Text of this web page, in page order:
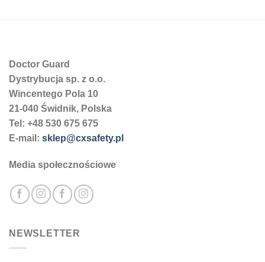
Doctor Guard
Dystrybucja sp. z o.o.
Wincentego Pola 10
21-040 Świdnik, Polska
Tel: +48 530 675 675
E-mail: sklep@cxsafety.pl
Media społecznościowe
NEWSLETTER